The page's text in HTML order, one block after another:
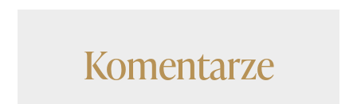
Komentarze